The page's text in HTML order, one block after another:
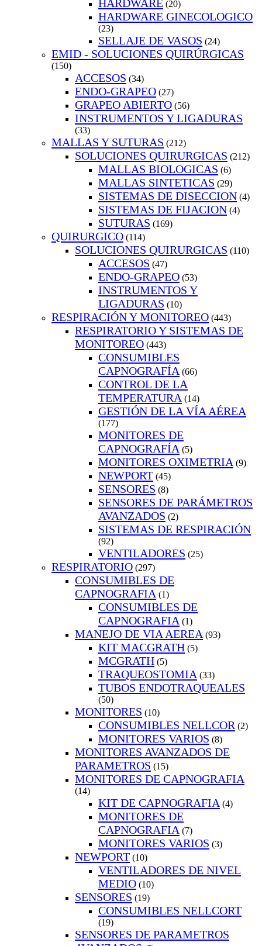
HARDWARE (20)
HARDWARE GINECOLOGICO
(23)
SELLAJE DE VASOS (24)
EMID - SOLUCIONES QUIRÚRGICAS
(150)
ACCESOS (34)
ENDO-GRAPEO (27)
GRAPEO ABIERTO (56)
INSTRUMENTOS Y LIGADURAS
(33)
MALLAS Y SUTURAS (212)
SOLUCIONES QUIRURGICAS (212)
MALLAS BIOLOGICAS (6)
MALLAS SINTETICAS (29)
SISTEMAS DE DISECCION (4)
SISTEMAS DE FIJACION (4)
SUTURAS (169)
QUIRURGICO (114)
SOLUCIONES QUIRURGICAS (110)
ACCESOS (47)
ENDO-GRAPEO (53)
INSTRUMENTOS Y
LIGADURAS (10)
RESPIRACIÓN Y MONITOREO (443)
RESPIRATORIO Y SISTEMAS DE
MONITOREO (443)
CONSUMIBLES
CAPNOGRAFÍA (66)
CONTROL DE LA
TEMPERATURA (14)
GESTIÓN DE LA VÍA AÉREA
(177)
MONITORES DE
CAPNOGRAFÍA (5)
MONITORES OXIMETRIA (9)
NEWPORT (45)
SENSORES (8)
SENSORES DE PARÁMETROS
AVANZADOS (2)
SISTEMAS DE RESPIRACIÓN
(92)
VENTILADORES (25)
RESPIRATORIO (297)
CONSUMIBLES DE
CAPNOGRAFIA (1)
CONSUMIBLES DE
CAPNOGRAFIA (1)
MANEJO DE VIA AEREA (93)
KIT MACGRATH (5)
MCGRATH (5)
TRAQUEOSTOMIA (33)
TUBOS ENDOTRAQUEALES
(50)
MONITORES (10)
CONSUMIBLES NELLCOR (2)
MONITORES VARIOS (8)
MONITORES AVANZADOS DE
PARAMETROS (15)
MONITORES DE CAPNOGRAFIA
(14)
KIT DE CAPNOGRAFIA (4)
MONITORES DE
CAPNOGRAFIA (7)
MONITORES VARIOS (3)
NEWPORT (10)
VENTILADORES DE NIVEL
MEDIO (10)
SENSORES (19)
CONSUMIBLES NELLCORT
(19)
SENSORES DE PARAMETROS